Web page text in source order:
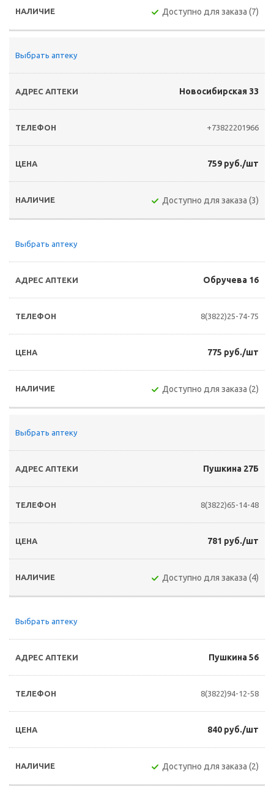
Доступно для заказа (7)
Выбрать аптеку
Новосибирская 33
+73822201966
759 руб./шт
Доступно для заказа (3)
Выбрать аптеку
Обручева 16
8(3822)25-74-75
775 руб./шт
Доступно для заказа (2)
Выбрать аптеку
Пушкина 27Б
8(3822)65-14-48
781 руб./шт
Доступно для заказа (4)
Выбрать аптеку
Пушкина 56
8(3822)94-12-58
840 руб./шт
Доступно для заказа (2)